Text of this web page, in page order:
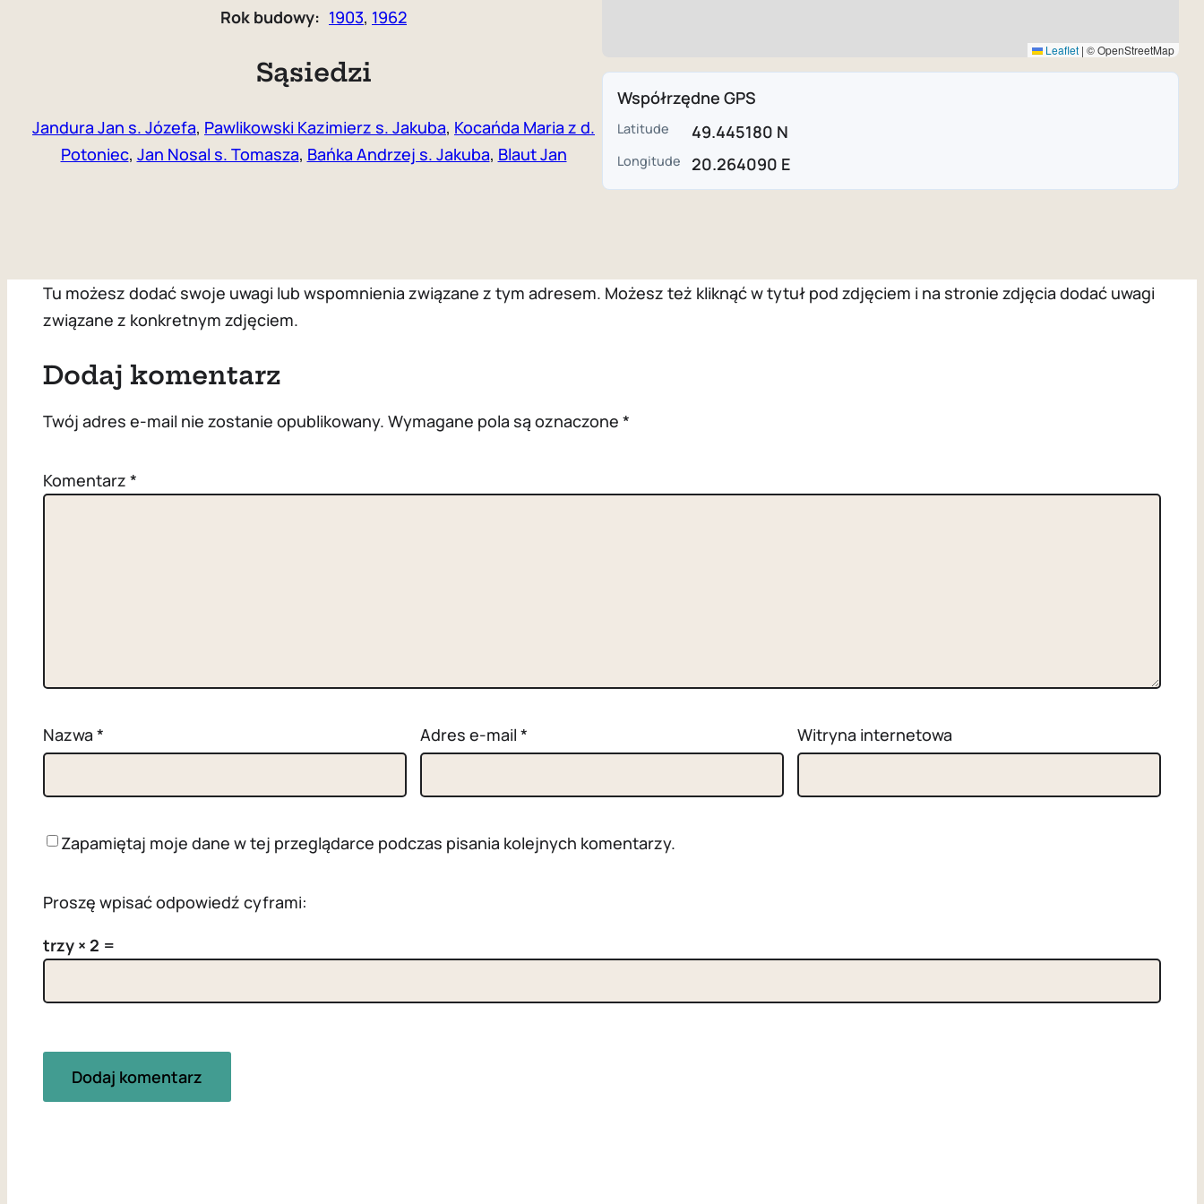
Rok budowy: 1903, 1962
Sąsiedzi
Jandura Jan s. Józefa, Pawlikowski Kazimierz s. Jakuba, Kocańda Maria z d.
Potoniec, Jan Nosal s. Tomasza, Bańka Andrzej s. Jakuba, Blaut Jan
Leaflet | © OpenStreetMap
Współrzędne GPS
Latitude 49.445180 N
Longitude 20.264090 E
Tu możesz dodać swoje uwagi lub wspomnienia związane z tym adresem. Możesz też kliknąć w tytuł pod zdjęciem i na stronie zdjęcia dodać uwagi
związane z konkretnym zdjęciem.
Dodaj komentarz
Twój adres e-mail nie zostanie opublikowany. Wymagane pola są oznaczone *
Komentarz *
Nazwa * Adres e-mail * Witryna internetowa
Zapamiętaj moje dane w tej przeglądarce podczas pisania kolejnych komentarzy.
Proszę wpisać odpowiedź cyframi:
trzy × 2 =